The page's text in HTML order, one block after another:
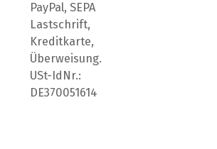
PayPal, SEPA
Lastschrift,
Kreditkarte,
Überweisung.
USt-IdNr.:
DE370051614